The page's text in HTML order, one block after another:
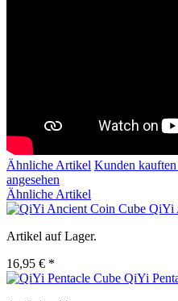
Ähnliche Artikel Kunden kauften
angesehen
Ähnliche Artikel
QiYi
Artikel auf Lager.
16,95 € *
QiYi